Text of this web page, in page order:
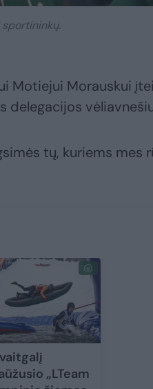
sportininkų.
Motiejui Morauskui
delegacijos
tų, kuriems mes
„LTeam